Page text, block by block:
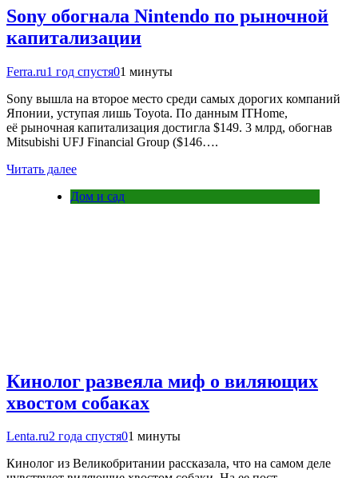
Sony обогнала Nintendo по рыночной
капитализации
Ferra.ru1 год спустя01 минуты
Sony вышла на второе место среди самых дорогих компаний
Японии, уступая лишь Toyota. По данным ITHome,
её рыночная капитализация достигла $149. 3 млрд, обогнав
Mitsubishi UFJ Financial Group ($146….
Читать далее
Дом и сад
Кинолог развеяла миф о виляющих
хвостом собаках
Lenta.ru2 года спустя01 минуты
Кинолог из Великобритании рассказала, что на самом деле